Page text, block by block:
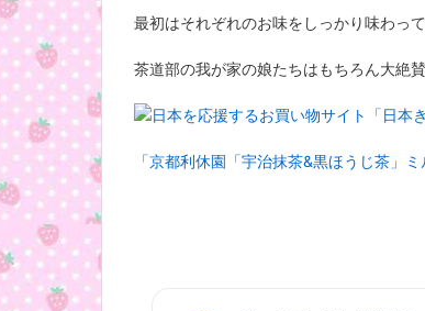
最初はそれぞれのお味をしっかり味わっ
茶道部の我が家の娘たちはもちろん大絶
「京都利休園「宇治抹茶&黒ほうじ茶」ミ